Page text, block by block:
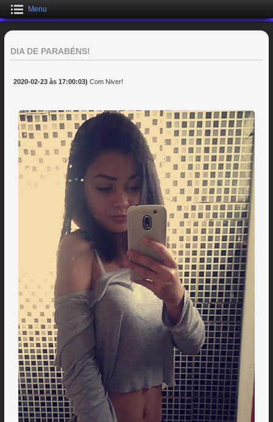
Menu
DIA DE PARABÉNS!
2020-02-23 às 17:00:03)Com Niver!